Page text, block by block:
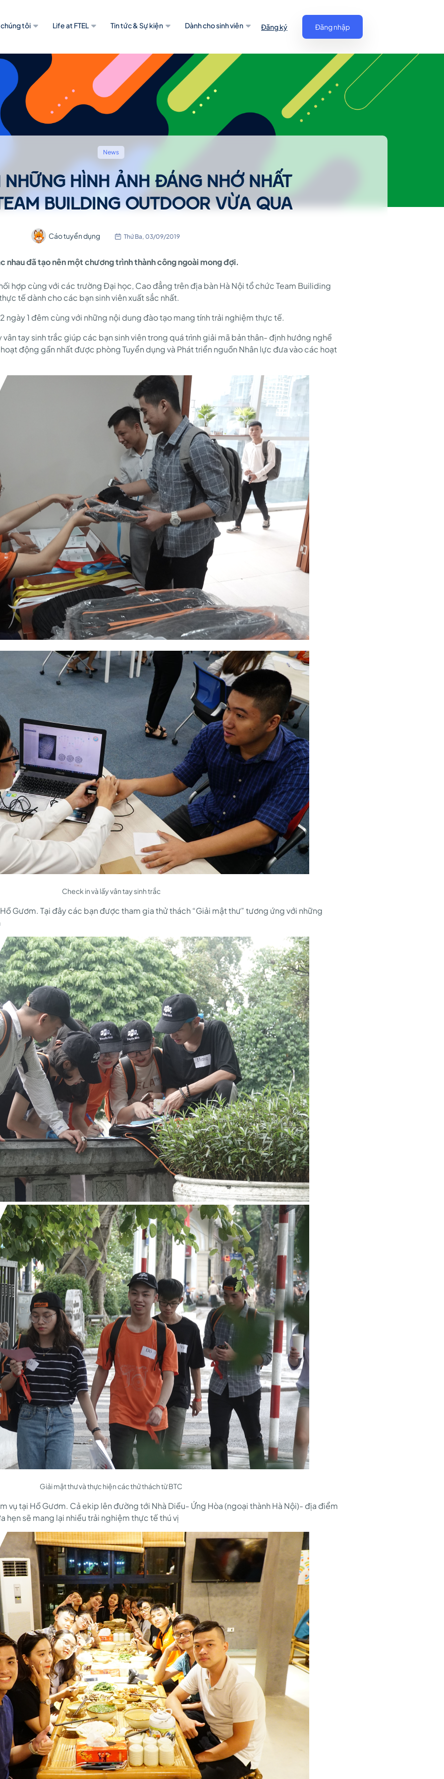
tôi Life at FTEL Tin tức & Sự kiện Dành cho sinh viên Đăng ký Đăng nhập
News
HÌNH ẢNH ĐÁNG NHỚ NHẤT
BUILDING OUTDOOR VỪA QUA
Cáo tuyển dụng Thứ Ba, 03/09/2019
nhau đã tạo nên một chương trình thành công ngoài mong đợi.
hợp cùng với các trường Đại học, Cao đẳng trên địa bàn Hà Nội tổ chức Team Builiding
tế dành cho các bạn sinh viên xuất sắc nhất.
ngày 1 đêm cùng với những nội dung đào tạo mang tính trải nghiệm thực tế.
tay sinh trắc giúp các bạn sinh viên trong quá trình giải mã bản thân- định hướng nghề
động gần nhất được phòng Tuyển dụng và Phát triển nguồn Nhân lực đưa vào các hoạt
Check in và lấy vân tay sinh trắc
Gươm. Tại đây các bạn được tham gia thử thách “Giải mật thư” tương ứng với những
Giải mật thư và thực hiện các thử thách từ BTC
vụ tại Hồ Gươm. Cả ekip lên đường tới Nhà Diều- Ứng Hòa (ngoại thành Hà Nội)- địa điểm
hẹn sẽ mang lại nhiều trải nghiệm thực tế thú vị